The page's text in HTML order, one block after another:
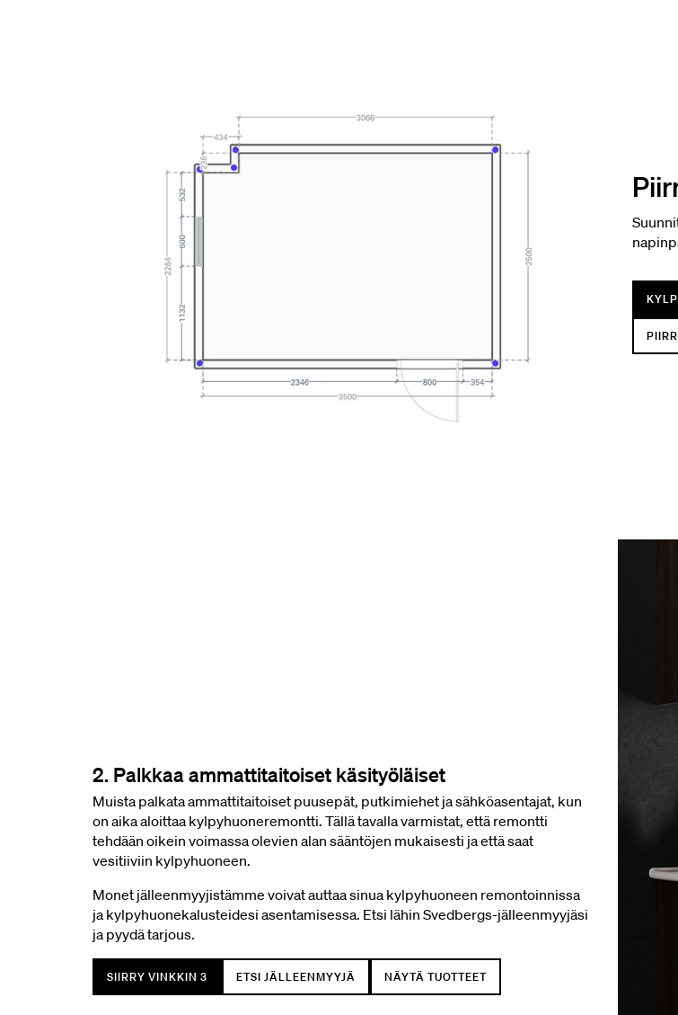
2. Palkkaa ammattitaitoiset käsityöläiset
Muista palkata ammattitaitoiset puusepät, putkimiehet ja sähköasentajat, kun
on aika aloittaa kylpyhuoneremontti. Tällä tavalla varmistat, että remontti
tehdään oikein voimassa olevien alan sääntöjen mukaisesti ja että saat
vesitiiviin kylpyhuoneen.
Monet jälleenmyyjistämme voivat auttaa sinua kylpyhuoneen remontoinnissa
ja kylpyhuonekalusteidesi asentamisessa. Etsi lähin Svedbergs-jälleenmyyjäsi
ja pyydä tarjous.
SIIRRY VINKKIN 3 ETSI JÄLLEENMYYJÄ NÄYTÄ TUOTTEET